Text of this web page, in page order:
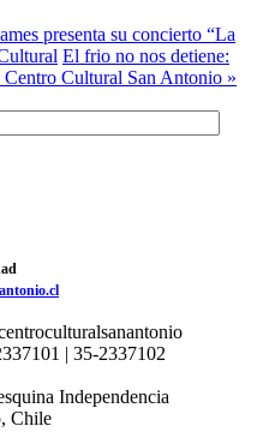
presenta su concierto “La
El frio no nos detiene:
Cultural San Antonio »
| 35-2337102
Independencia
Chile